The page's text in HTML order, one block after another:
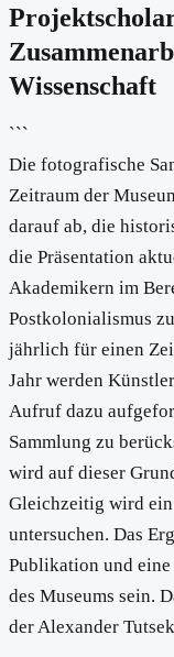
Wissenschaft
```
Die fotografische
Zeitraum der
darauf ab, die
die Präsentation
Akademikern im
Postkolonialismus
jährlich für einen
Jahr werden
Aufruf dazu
Sammlung zu
wird auf dieser
Gleichzeitig wird ein
untersuchen. Das
Publikation und
des Museums sein.
der Alexander